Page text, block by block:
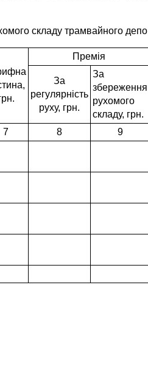
складу трамвайного депо
Премія
За
регулярність
руху, грн.
За
збереження
рухомого
складу, грн.
7 8 9